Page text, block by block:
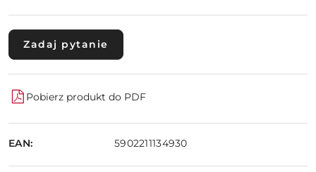
Zadaj pytanie
Pobierz produkt do PDF
EAN: 5902211134930